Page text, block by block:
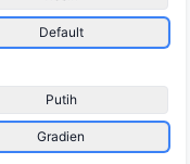
Default
Putih
Gradien